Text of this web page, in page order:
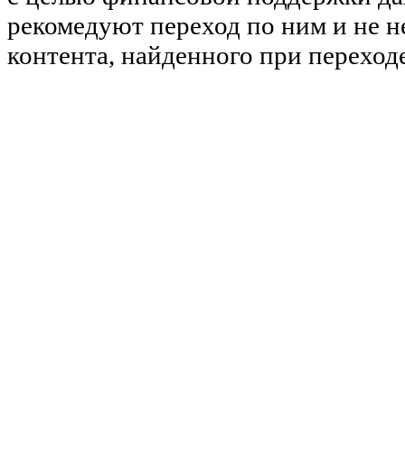
рекомедуют переход по ним и не
контента, найденного при